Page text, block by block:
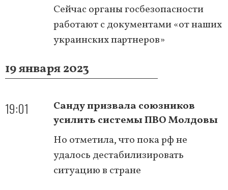
Сейчас органы госбезопасности
работают с документами «от наших
украинских партнеров»
19 января 2023
19:01
Санду призвала союзников
усилить системы ПВО Молдовы
Но отметила, что пока рф не
удалось дестабилизировать
ситуацию в стране